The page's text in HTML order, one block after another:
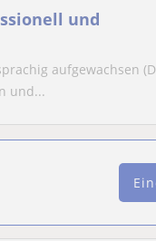
und
aufgewachsen
und...